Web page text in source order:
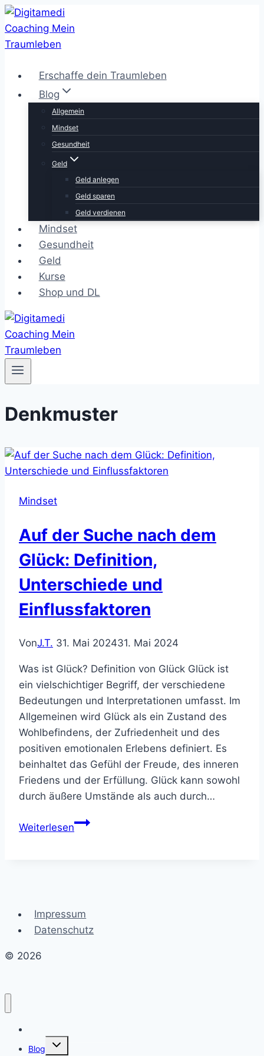
Zum
Inhalt
springen
Erschaffe dein Traumleben
Blog
Allgemein
Mindset
Gesundheit
Geld
Geld anlegen
Geld sparen
Geld verdienen
Mindset
Gesundheit
Geld
Kurse
Shop und DL
Denkmuster
Mindset
Auf der Suche nach dem
Glück: Definition,
Unterschiede und
Einflussfaktoren
VonJ.T. 31. Mai 202431. Mai 2024
Was ist Glück? Definition von Glück Glück ist
ein vielschichtiger Begriff, der verschiedene
Bedeutungen und Interpretationen umfasst. Im
Allgemeinen wird Glück als ein Zustand des
Wohlbefindens, der Zufriedenheit und des
positiven emotionalen Erlebens definiert. Es
beinhaltet das Gefühl der Freude, des inneren
Friedens und der Erfüllung. Glück kann sowohl
durch äußere Umstände als auch durch…
WeiterlesenAuf
Definition,
Unterschiede
Impressum
Datenschutz
© 2026
Blog
Untermenü
umschalten